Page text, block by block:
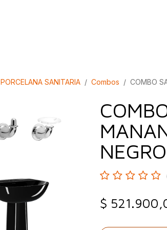
PORCELANA SANITARIA Combos COMBO
$